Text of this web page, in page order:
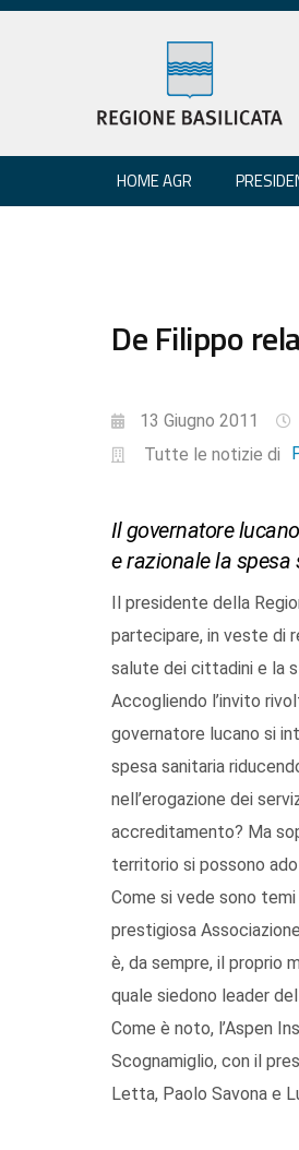
HOME AGR
De Filippo
13 Giugno 2011
Tutte le notizie di
Il governatore
e razionale la
Il presidente della
partecipare, in veste di
salute dei cittadini e la
Accogliendo l’invito
governatore lucano si
spesa sanitaria
nell’erogazione dei
accreditamento? Ma
territorio si possono
Come si vede sono
prestigiosa
è, da sempre, il proprio
quale siedono leader
Come è noto, l’Aspen
Scognamiglio, con il
Letta, Paolo Savona e